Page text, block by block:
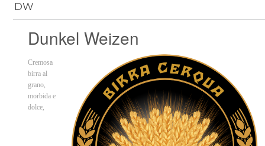
DW
Dunkel Weizen
Cremosa
birra al
grano,
morbida e
dolce,